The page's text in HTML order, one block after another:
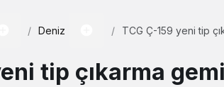
Deniz TCG Ç-159 yeni tip
tip çıkarma